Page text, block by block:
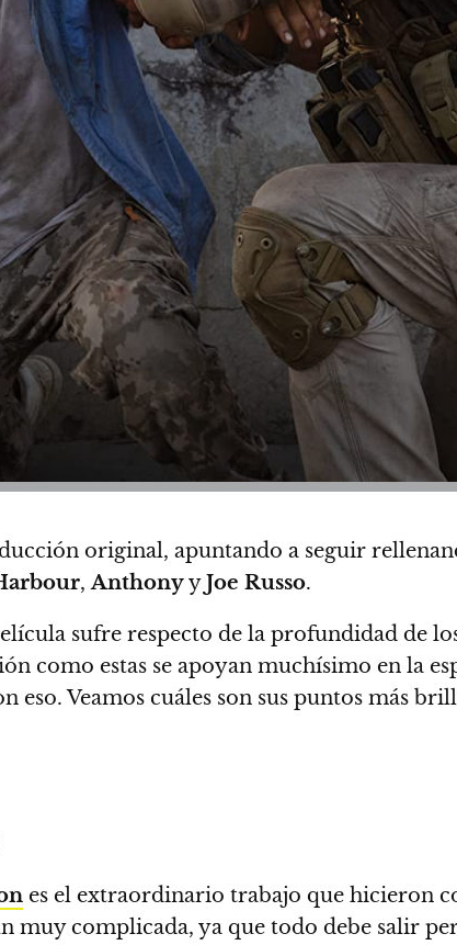
original, apuntando a seguir
,AnthonyyJoe Russo.
sufre respecto de la profundidad de
como estas se apoyan muchísimo en la
eso.Veamos cuáles son sus puntos más
es el extraordinario trabajo que hicieron
muy complicada, ya que todo debe salir